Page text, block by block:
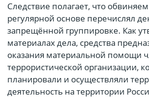
Следствие полагает, что
регулярной основе перечислял
запрещённой группировке. Как
материалах дела, средства
оказания материальной помощи
террористической организации,
планировали и осуществляли
деятельность на территории